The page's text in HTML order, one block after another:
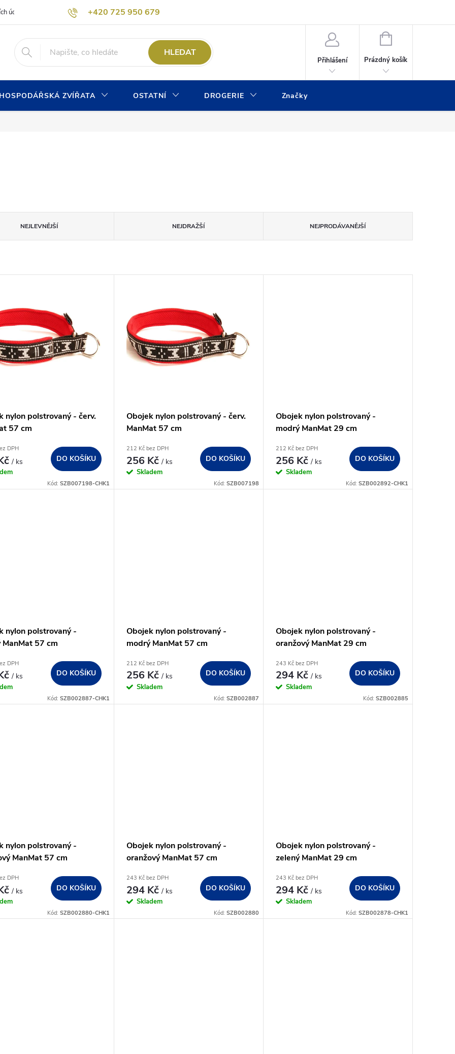
+420 725 950 679
info@chovprogres.cz
údajů Formulář pro odstoupení od kupní smlouvy
HLEDAT
Přihlášení
NÁKUPNÍ
Prázdný košík
HOSPODÁŘSKÁ ZVÍŘATA OSTATNÍ DROGERIE Značky
NEJLEVNĚJŠÍ NEJDRAŽŠÍ NEJPRODÁVANĚJŠÍ
nylon polstrovaný - červ.
57 cm
DPH
/ ks DO KOŠÍKU
Kód: SZB007198-CHK1
Obojek nylon polstrovaný - červ.
ManMat 57 cm
212 Kč bez DPH
256 Kč/ ks
Skladem
DO KOŠÍKU
Kód: SZB007198
Obojek nylon polstrovaný -
modrý ManMat 29 cm
212 Kč bez DPH
256 Kč/ ks
Skladem
DO KOŠÍKU
Kód: SZB002892-CHK1
nylon polstrovaný -
ManMat 57 cm
DPH
/ ks DO KOŠÍKU
Kód: SZB002887-CHK1
Obojek nylon polstrovaný -
modrý ManMat 57 cm
212 Kč bez DPH
256 Kč/ ks
Skladem
DO KOŠÍKU
Kód: SZB002887
Obojek nylon polstrovaný -
oranžový ManMat 29 cm
243 Kč bez DPH
294 Kč/ ks
Skladem
DO KOŠÍKU
Kód: SZB002885
nylon polstrovaný -
ManMat 57 cm
DPH
/ ks DO KOŠÍKU
Kód: SZB002880-CHK1
Obojek nylon polstrovaný -
oranžový ManMat 57 cm
243 Kč bez DPH
294 Kč/ ks
Skladem
DO KOŠÍKU
Kód: SZB002880
Obojek nylon polstrovaný -
zelený ManMat 29 cm
243 Kč bez DPH
294 Kč/ ks
Skladem
DO KOŠÍKU
Kód: SZB002878-CHK1